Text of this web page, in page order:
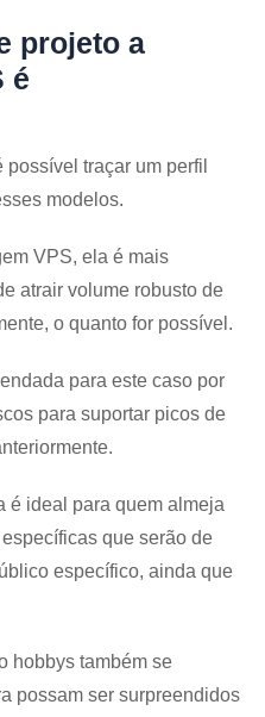
projeto a
é
traçar um perfil
modelos.
VPS, ela é mais
atrair volume robusto de
o quanto for possível.
para este caso por
para suportar picos de
é ideal para quem almeja
que serão de
específico, ainda que
hobbys também se
possam ser surpreendidos